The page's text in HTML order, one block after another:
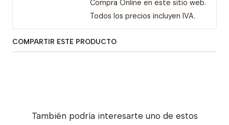
Compra Online en este sitio web.
Todos los precios incluyen IVA.
COMPARTIR ESTE PRODUCTO
También podría interesarte uno de estos